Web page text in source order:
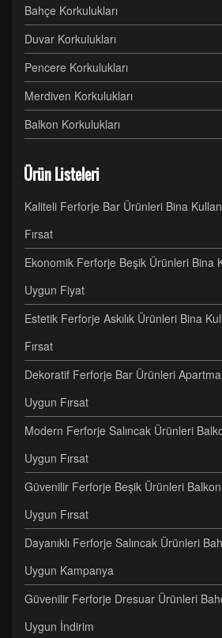
Bahçe Korkulukları
Duvar Korkulukları
Pencere Korkulukları
Merdiven Korkulukları
Balkon Korkulukları
Ürün Listeleri
Kaliteli Ferforje Bar Ürünleri Bina
Fırsat
Ekonomik Ferforje Beşik Ürünleri Bina
Uygun Fiyat
Estetik Ferforje Askılık Ürünleri Bina
Fırsat
Dekoratif Ferforje Bar Ürünleri
Uygun Fırsat
Modern Ferforje Salıncak Ürünleri
Uygun Fırsat
Güvenilir Ferforje Beşik Ürünleri Balkon
Uygun Fırsat
Dayanıklı Ferforje Salıncak Ürünleri
Uygun Kampanya
Güvenilir Ferforje Dresuar Ürünleri
Uygun İndirim